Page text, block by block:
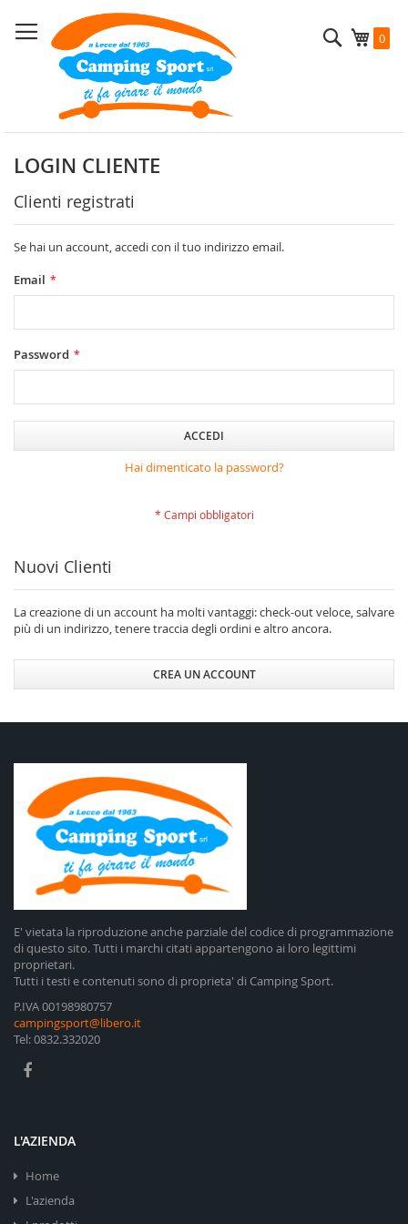
al
contenuto
0
Cerca
LOGIN CLIENTE
Clienti registrati
Se hai un account, accedi con il tuo indirizzo email.
Email
Password
ACCEDI
Hai dimenticato la password?
Nuovi Clienti
La creazione di un account ha molti vantaggi: check-out veloce, salvare
più di un indirizzo, tenere traccia degli ordini e altro ancora.
CREA UN ACCOUNT
E' vietata la riproduzione anche parziale del codice di programmazione
di questo sito. Tutti i marchi citati appartengono ai loro legittimi
proprietari.
Tutti i testi e contenuti sono di proprieta' di Camping Sport.
P.IVA 00198980757
campingsport@libero.it
Tel: 0832.332020
L'AZIENDA
Home
L'azienda